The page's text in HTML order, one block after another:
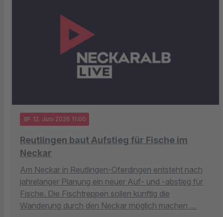
notes 12. Juni 2026 11:00
Reutlingen baut Aufstieg für Fische im
Neckar
Am Neckar in Reutlingen-Oferdingen entsteht nach
jahrelanger Planung ein neuer Auf- und -abstieg für
Fische. Die Fischtreppen sollen künftig die
Wanderung durch den Neckar möglich machen …